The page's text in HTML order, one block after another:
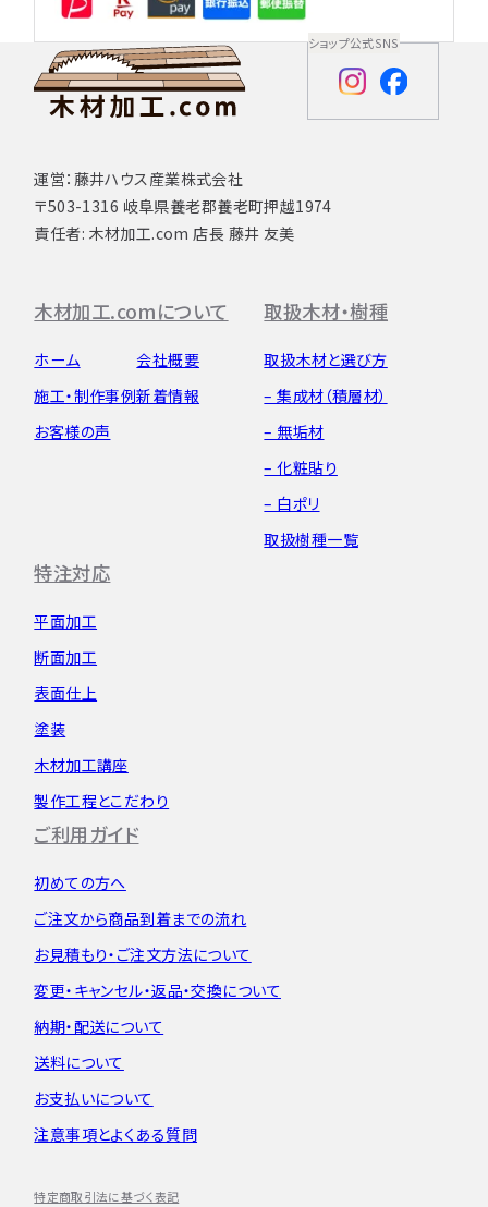
運営：藤井ハウス産業株式会社
〒503-1316 岐阜県養老郡養老町押越1974
責任者: 木材加工.com 店長 藤井 友美
ショップ公式SNS
木材加工.comについて
ホーム
施工・制作事例
お客様の声
会社概要
新着情報
取扱木材・樹種
取扱木材と選び方
– 集成材（積層材）
– 無垢材
– 化粧貼り
– 白ポリ
取扱樹種一覧
特注対応
平面加工
断面加工
表面仕上
塗装
木材加工講座
製作工程とこだわり
ご利用ガイド
初めての方へ
ご注文から商品到着までの流れ
お見積もり・ ご注文方法について
変更・キャンセル・返品・交換について
納期・配送について
送料について
お支払いについて
注意事項とよくある質問
特定商取引法に基づく表記